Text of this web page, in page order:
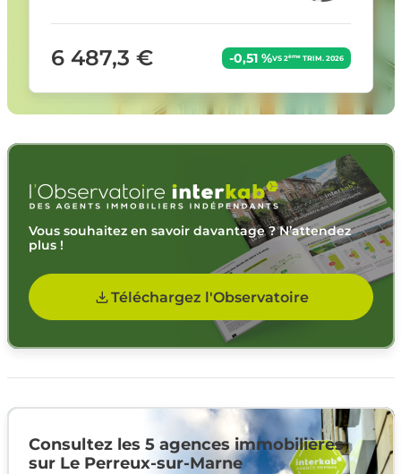
6 487,3 € -0,51 %VS 2èmeTRIM. 2026
Vous souhaitez en savoir davantage ? N’attendez
plus !
Téléchargez l'Observatoire
Consultez les 5 agences immobilières
sur Le Perreux-sur-Marne